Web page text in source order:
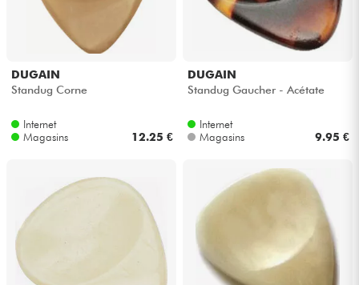
DUGAIN
Standug Corne
Internet
Magasins
12.25 €
DUGAIN
Standug Gaucher - Acétate
Internet
Magasins
9.95 €